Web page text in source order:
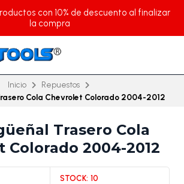
con 10% de descuento al finalizar
la compra
Inicio
Repuestos
Cola Chevrolet Colorado 2004-2012
Trasero Cola
Colorado 2004-2012
STOCK: 10